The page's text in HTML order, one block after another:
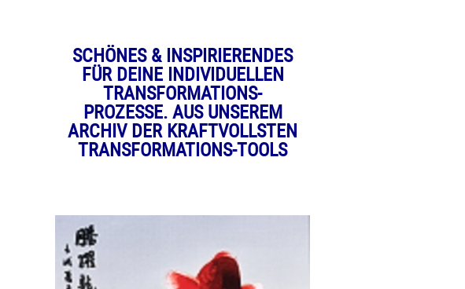
SCHÖNES & INSPIRIERENDES
FÜR DEINE INDIVIDUELLEN
TRANSFORMATIONS-
PROZESSE. AUS UNSEREM
ARCHIV DER KRAFTVOLLSTEN
TRANSFORMATIONS-TOOLS